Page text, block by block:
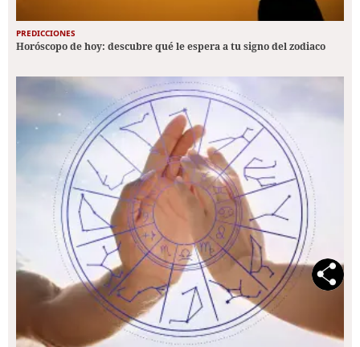
PREDICCIONES
Horóscopo de hoy: descubre qué le espera a tu signo del zodiaco